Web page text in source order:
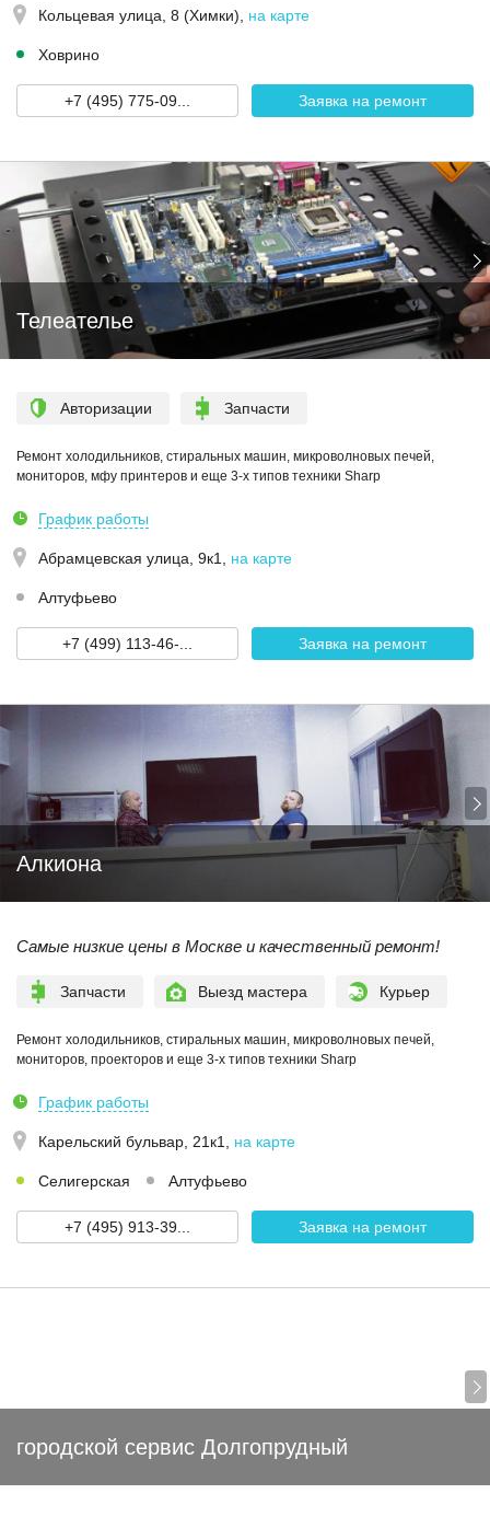
Кольцевая улица, 8 (Химки) на карте
Ховрино
+7 (495) 775-09... Заявка на ремонт
Телеателье
Авторизации Запчасти
Ремонт холодильников, стиральных машин, микроволновых печей,
мониторов, мфу принтеров и еще 3-х типов техники Sharp
График работы
Абрамцевская улица, 9к1 на карте
Алтуфьево
+7 (499) 113-46-... Заявка на ремонт
Алкиона
Самые низкие цены в Москве и качественный ремонт!
Запчасти Выезд мастера Курьер
Ремонт холодильников, стиральных машин, микроволновых печей,
мониторов, проекторов и еще 3-х типов техники Sharp
График работы
Карельский бульвар, 21к1 на карте
Селигерская Алтуфьево
+7 (495) 913-39... Заявка на ремонт
городской сервис Долгопрудный